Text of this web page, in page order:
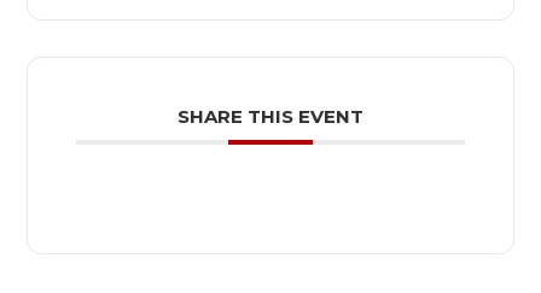
SHARE THIS EVENT